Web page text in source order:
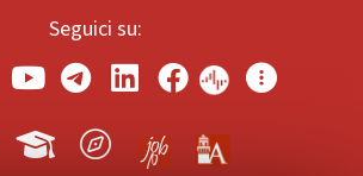
Seguici su: